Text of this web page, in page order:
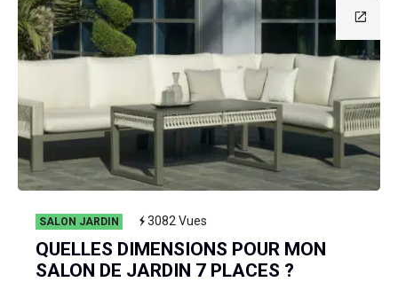
SALON JARDIN 3082 Vues
QUELLES DIMENSIONS POUR MON
SALON DE JARDIN 7 PLACES ?